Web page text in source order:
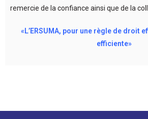
remercie de la confiance ainsi que de la
«L’ERSUMA, pour une règle de droit
efficiente»